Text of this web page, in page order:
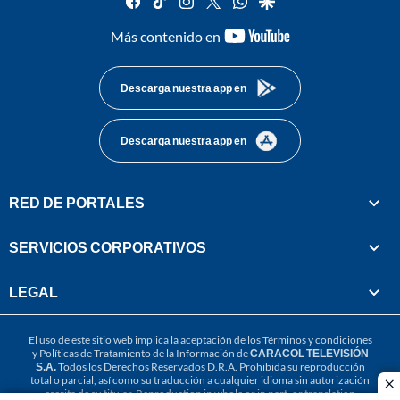
Más contenido en
youtube-
Descarga nuestra app en
Descarga nuestra app en
RED DE PORTALES
SERVICIOS CORPORATIVOS
LEGAL
El uso de este sitio web implica la aceptación de losTérminos y condiciones
y Políticas de Tratamiento de la Información deCARACOL TELEVISIÓN
S.A.Todos los Derechos Reservados D.R.A. Prohibida su reproducción
total o parcial, así como su traducción a cualquier idioma sin autorización
escrita de su titular. Reproduction in whole or in part, or translation